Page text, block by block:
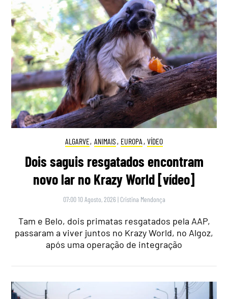
ALGARVE, ANIMAIS , EUROPA , VÍDEO
Dois saguis resgatados encontram
novo lar no Krazy World [vídeo]
07:00 10 Agosto, 2026 | Cristina Mendonça
Tam e Belo, dois primatas resgatados pela AAP,
passaram a viver juntos no Krazy World, no Algoz,
após uma operação de integração